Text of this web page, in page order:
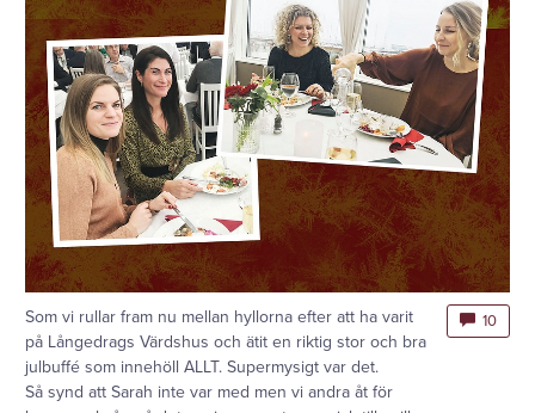
Som vi rullar fram nu mellan hyllorna efter att ha varit
på Långedrags Värdshus och ätit en riktig stor och bra
julbuffé som innehöll ALLT. Supermysigt var det.
Så synd att Sarah inte var med men vi andra åt för
10